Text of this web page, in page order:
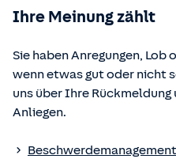
§§ 59 – 68 Gesetz über
§ 48b
Verordnung über die
Die berufsrechtlichen
Ihre Meinung zählt
Sie haben Anregungen, Lob
wenn etwas gut oder nicht
uns über Ihre
Anliegen.
Beschwerdemanagement